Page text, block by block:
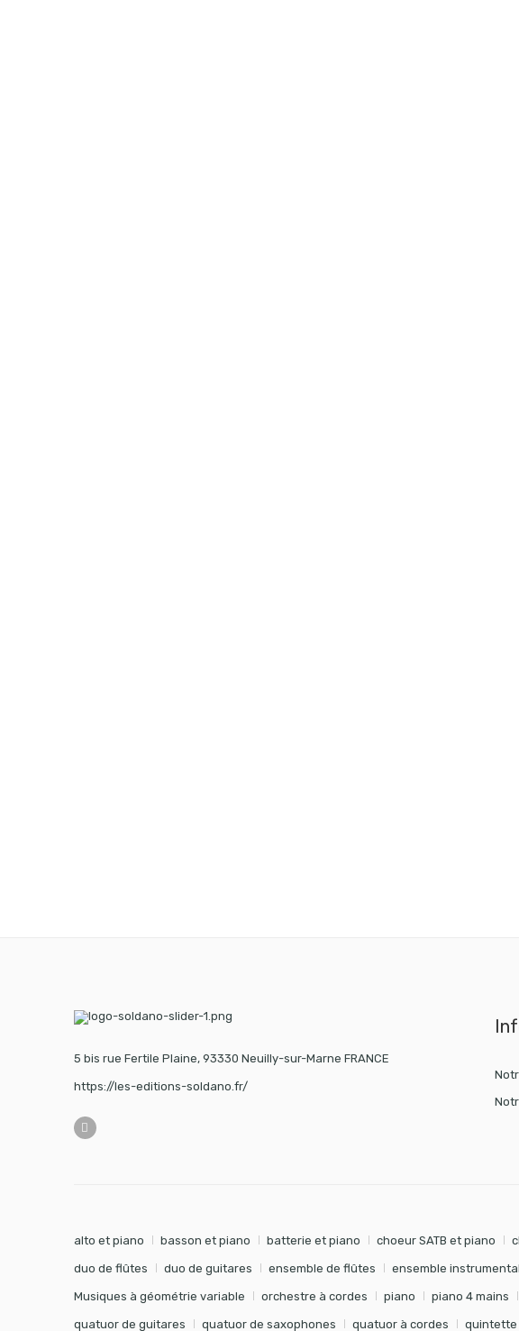
5 bis rue Fertile Plaine, 93330 Neuilly-sur-Marne FRANCE
https://les-editions-soldano.fr/
alto et piano basson et piano batterie et piano choeur SATB et piano
duo de flûtes duo de guitares ensemble de flûtes ensemble instrumental
Musiques à géométrie variable orchestre à cordes piano piano 4 mains
quatuor de guitares quatuor de saxophones quatuor à cordes quintette